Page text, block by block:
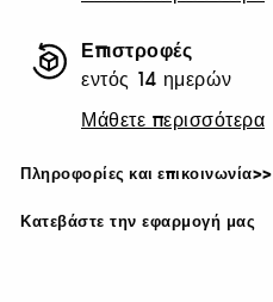
Επιστροφές
εντός 14 ημερών
Μάθετε περισσότερα
Πληροφορίες και επικοινωνία>>
Κατεβάστε την εφαρμογή μας